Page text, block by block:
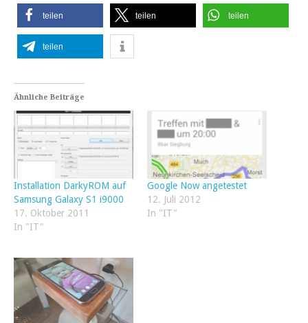
teilen teilen teilen
teilen
Ähnliche Beiträge
Installation DarkyROM auf
Samsung Galaxy S1 i9000
17. Oktober 2011
In "IT"
Google Now angetestet
12. Juli 2012
In "IT"